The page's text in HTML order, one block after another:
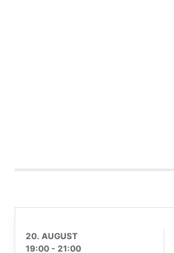
20. AUGUST
19:00- 21:00